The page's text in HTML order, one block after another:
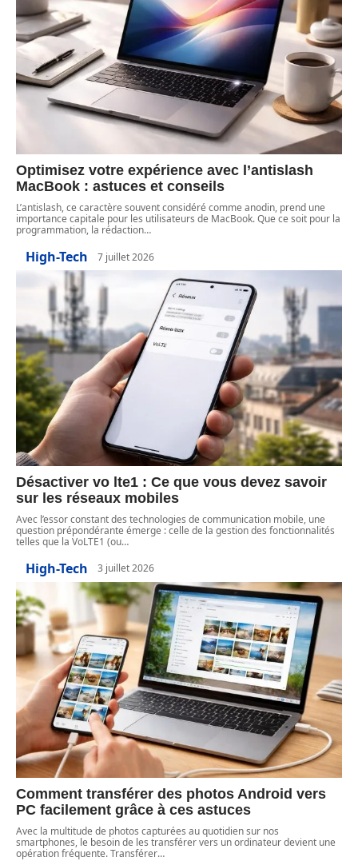
Optimisez votre expérience avec l’antislash
MacBook : astuces et conseils
L’antislash, ce caractère souvent considéré comme anodin, prend une
importance capitale pour les utilisateurs de MacBook. Que ce soit pour la
programmation, la rédaction…
High-Tech 7 juillet 2026
Désactiver vo lte1 : Ce que vous devez savoir
sur les réseaux mobiles
Avec l’essor constant des technologies de communication mobile, une
question prépondérante émerge : celle de la gestion des fonctionnalités
telles que la VoLTE1 (ou…
High-Tech 3 juillet 2026
Comment transférer des photos Android vers
PC facilement grâce à ces astuces
Avec la multitude de photos capturées au quotidien sur nos
smartphones, le besoin de les transférer vers un ordinateur devient une
opération fréquente. Transférer…